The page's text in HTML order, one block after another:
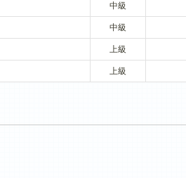
中級
中級
上級
上級